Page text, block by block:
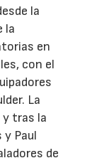
la
la
en
con el
La
y tras la
y Paul
de